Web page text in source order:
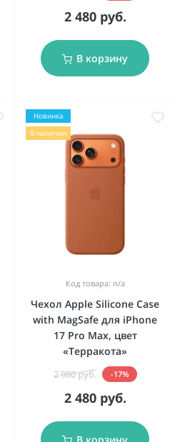
2 480 руб.
В корзину
Новинка
В наличии
Код товара: n/a
Чехол Apple Silicone Case
with MagSafe для iPhone
17 Pro Max, цвет
«Терракота»
2 980 руб. -17%
2 480 руб.